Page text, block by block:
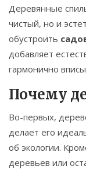
Деревянные
чистый, но и
обустроить
добавляет
гармонично
Почему
Во-первых,
делает его
об экологии.
деревьев или